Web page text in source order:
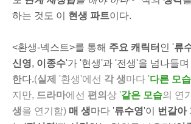
하는 것도 이 현생 파트이다.
<환생-넥스트>를 통해 주요 캐릭터 인 '류
신영, 이종수'가 '현생'과 '전생'을 넘나들며
한다.(실제 '환생'에선 각 생마다 '다른 모습
지만, 드라마에선 편의 상 '같은 모습의 연
생을 연기함) 매 생마다 '류수영'이 번갈아